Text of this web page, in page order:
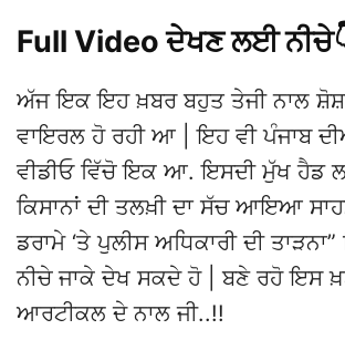
Full Video ਦੇਖਣ ਲਈ
ਅੱਜ ਇਕ ਇਹ ਖ਼ਬਰ ਬਹੁਤ ਤੇਜੀ ਨਾਲ
ਵਾਇਰਲ ਹੋ ਰਹੀ ਆ | ਇਹ ਵੀ ਪੰਜਾਬ
ਵੀਡੀਓ ਵਿੱਚੋ ਇਕ ਆ. ਇਸਦੀ ਮੁੱਖ ਹੈਡ
ਕਿਸਾਨਾਂ ਦੀ ਤਲਖ਼ੀ ਦਾ ਸੱਚ ਆਇਆ
ਡਰਾਮੇ ‘ਤੇ ਪੁਲੀਸ ਅਧਿਕਾਰੀ ਦੀ
ਨੀਚੇ ਜਾਕੇ ਦੇਖ ਸਕਦੇ ਹੋ | ਬਣੇ ਰਹੋ ਇਸ
ਆਰਟੀਕਲ ਦੇ ਨਾਲ ਜੀ..!!